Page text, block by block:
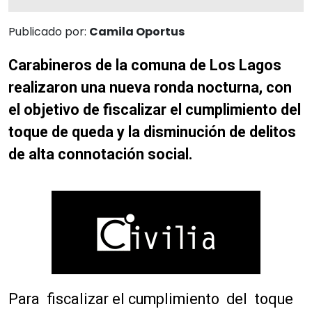
Publicado por: Camila Oportus
Carabineros de la comuna de Los Lagos
realizaron una nueva ronda nocturna, con
el objetivo de fiscalizar el cumplimiento del
toque de queda y la disminución de delitos
de alta connotación social.
Para fiscalizar el cumplimiento del toque